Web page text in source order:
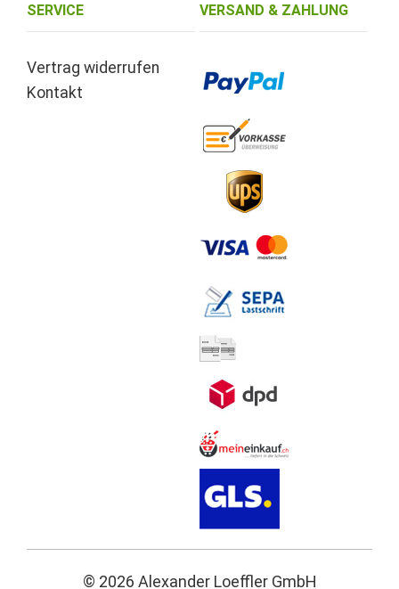
SERVICE
Vertrag widerrufen
Kontakt
VERSAND & ZAHLUNG
© 2026 Alexander Loeffler GmbH